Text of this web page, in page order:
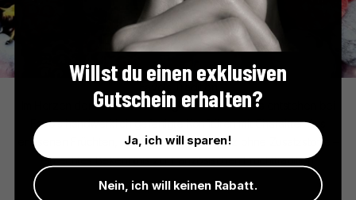
Im Herzen der schönsten Obstgärten Frankreichs entstehen bei
Favols handwerklich gefertigte Konfitüren mit Charakter. Aus
erlesenen Früchten, wenig Zucker und ganz ohne Zusatzstoffe –
ein echtes Bekenntnis zur französischen Fruchttradition.
Willst du einen exklusiven
Gutschein erhalten?
Ja, ich will sparen!
Nein, ich will keinen Rabatt.